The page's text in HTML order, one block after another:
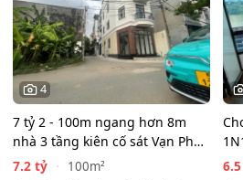
4
7 tỷ 2 - 100m ngang hơn 8m
nhà 3 tầng kiên cố sát Vạn Phúc
City - HẺM XE HƠI…
7.2 tỷ
100m²